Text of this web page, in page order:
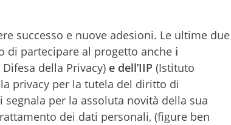
successo e nuove adesioni. Le ultime due
di partecipare al progetto anche i
della Privacy) e dell’IIP (Istituto
privacy per la tutela del diritto di
segnala per la assoluta novità della sua
dei dati personali, (figure ben